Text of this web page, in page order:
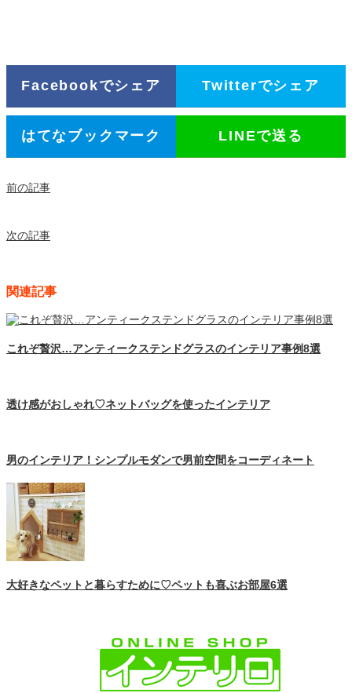
Facebookでシェア Twitterでシェア
はてなブックマーク LINEで送る
前の記事
次の記事
関連記事
これぞ贅沢…アンティークステンドグラスのインテリア事例8選
透け感がおしゃれ♡ネットバッグを使ったインテリア
男のインテリア！シンプルモダンで男前空間をコーディネート
大好きなペットと暮らすために♡ペットも喜ぶお部屋6選